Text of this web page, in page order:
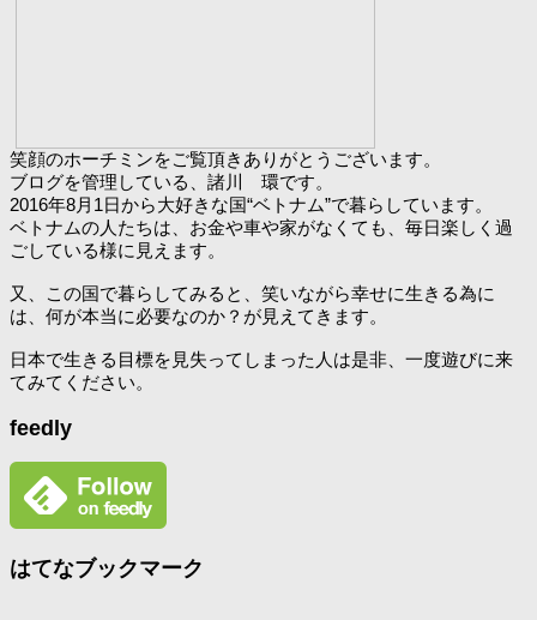
笑顔のホーチミンをご覧頂きありがとうございます。
ブログを管理している、諸川 環です。
2016年8月1日から大好きな国“ベトナム”で暮らしています。
ベトナムの人たちは、お金や車や家がなくても、毎日楽しく過
ごしている様に見えます。
又、この国で暮らしてみると、笑いながら幸せに生きる為に
は、何が本当に必要なのか？が見えてきます。
日本で生きる目標を見失ってしまった人は是非、一度遊びに来
てみてください。
feedly
はてなブックマーク